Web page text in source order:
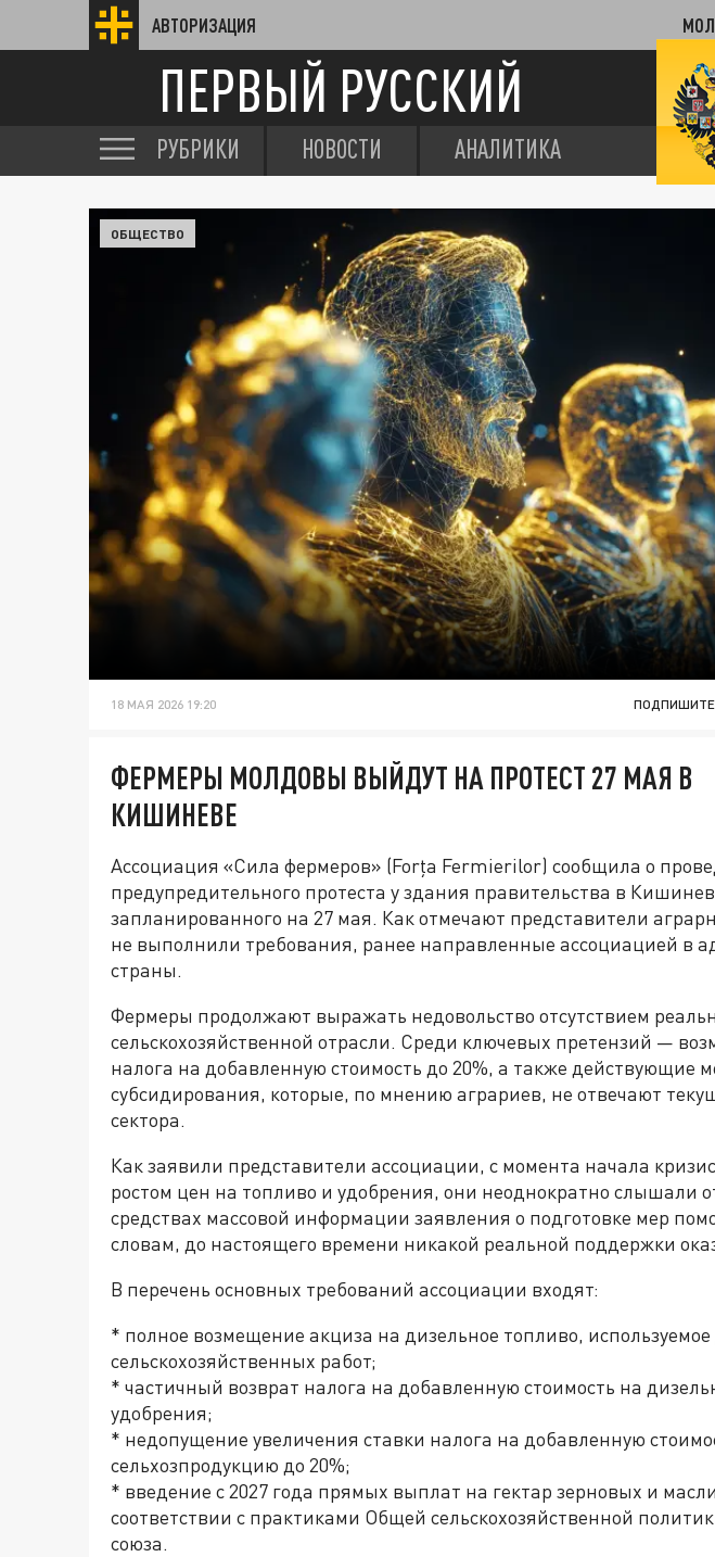
АВТОРИЗАЦИЯ
ПЕРВЫЙ РУССКИЙ
РУБРИКИ НОВОСТИ АНАЛИТИКА
ОБЩЕСТВО
18 МАЯ 2026 19:20
ФЕРМЕРЫ МОЛДОВЫ ВЫЙДУТ НА ПРОТЕСТ 27 МАЯ В
КИШИНЕВЕ
Ассоциация «Сила фермеров» (Forța Fermierilor) сообщила о
предупредительного протеста у здания правительства в
запланированного на 27 мая. Как отмечают представители
не выполнили требования, ранее направленные ассоциацией в
страны.
Фермеры продолжают выражать недовольство отсутствием
сельскохозяйственной отрасли. Среди ключевых претензий —
налога на добавленную стоимость до 20%, а также действующие
субсидирования, которые, по мнению аграриев, не отвечают
сектора.
Как заявили представители ассоциации, с момента начала
ростом цен на топливо и удобрения, они неоднократно слышали
средствах массовой информации заявления о подготовке мер
словам, до настоящего времени никакой реальной поддержки
В перечень основных требований ассоциации входят:
* полное возмещение акциза на дизельное топливо, используемое
сельскохозяйственных работ;
* частичный возврат налога на добавленную стоимость на
удобрения;
* недопущение увеличения ставки налога на добавленную
сельхозпродукцию до 20%;
* введение с 2027 года прямых выплат на гектар зерновых и
соответствии с практиками Общей сельскохозяйственной
союза.